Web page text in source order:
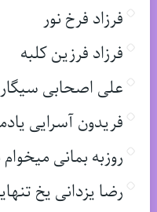
فرزاد فرخ نور
فرزاد فرزین کلبه
علی اصحابی سیگار
فریدون آسرایی
روزبه بمانی
رضا یزدانی یخ